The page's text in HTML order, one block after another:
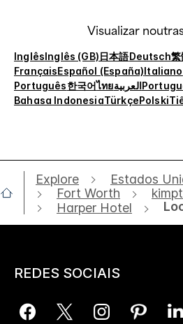
Visualizar
InglêsInglês (GB)日本語Deutsch繁
FrançaisEspañol (España)Italiano
Português한국어ไทยالعربية
Bahasa IndonesiaTürkçePolski
Explore Estados
Fort Worth
Harper Hotel
REDES SOCIAIS